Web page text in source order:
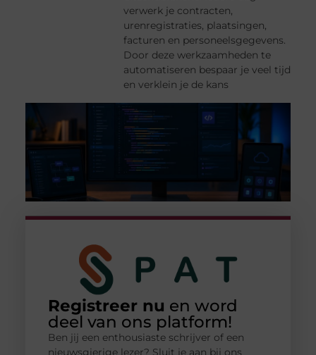
verwerk je contracten,
urenregistraties, plaatsingen,
facturen en personeelsgegevens.
Door deze werkzaamheden te
automatiseren bespaar je veel tijd
en verklein je de kans
Registreer nu en word
deel van ons platform!
Ben jij een enthousiaste schrijver of een
nieuwsgierige lezer? Sluit je aan bij ons